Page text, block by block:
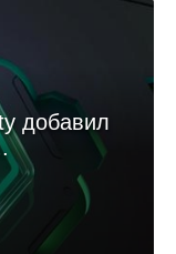
добавил